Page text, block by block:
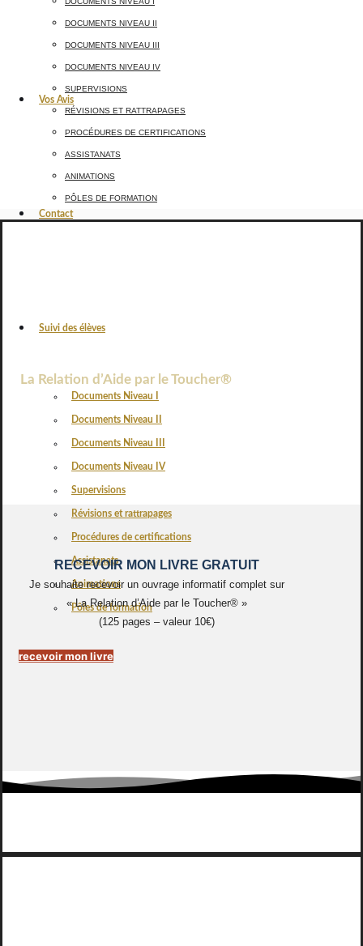
Vos Avis
Contact
Suivi des élèves
Documents Niveau I
Documents Niveau II
Documents Niveau III
Documents Niveau IV
Supervisions
Révisions et rattrapages
Procédures de certifications
Assistanats
Animations
Pôles de formation
DOCUMENTS NIVEAU II
DOCUMENTS NIVEAU III
DOCUMENTS NIVEAU IV
SUPERVISIONS
RÉVISIONS ET RATTRAPAGES
PROCÉDURES DE CERTIFICATIONS
ASSISTANATS
ANIMATIONS
PÔLES DE FORMATION
La Relation d’Aide par le Toucher®
RECEVOIR MON LIVRE GRATUIT
Je souhaite recevoir un ouvrage informatif complet sur
« La Relation d’Aide par le Toucher® »
(125 pages – valeur 10€)
recevoir mon livre